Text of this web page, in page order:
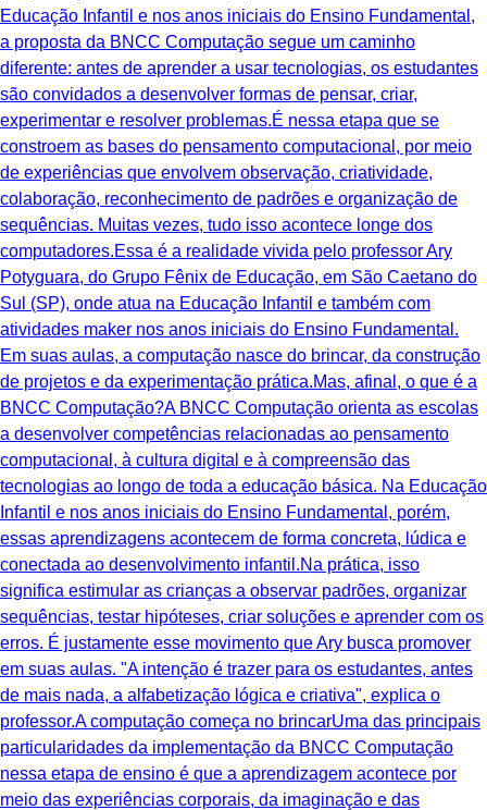
Educação Infantil e nos anos iniciais do Ensino Fundamental,
a proposta da BNCC Computação segue um caminho
diferente: antes de aprender a usar tecnologias, os estudantes
são convidados a desenvolver formas de pensar, criar,
experimentar e resolver problemas.É nessa etapa que se
constroem as bases do pensamento computacional, por meio
de experiências que envolvem observação, criatividade,
colaboração, reconhecimento de padrões e organização de
sequências. Muitas vezes, tudo isso acontece longe dos
computadores.Essa é a realidade vivida pelo professor Ary
Potyguara, do Grupo Fênix de Educação, em São Caetano do
Sul (SP), onde atua na Educação Infantil e também com
atividades maker nos anos iniciais do Ensino Fundamental.
Em suas aulas, a computação nasce do brincar, da construção
de projetos e da experimentação prática.Mas, afinal, o que é a
BNCC Computação?A BNCC Computação orienta as escolas
a desenvolver competências relacionadas ao pensamento
computacional, à cultura digital e à compreensão das
tecnologias ao longo de toda a educação básica. Na Educação
Infantil e nos anos iniciais do Ensino Fundamental, porém,
essas aprendizagens acontecem de forma concreta, lúdica e
conectada ao desenvolvimento infantil.Na prática, isso
significa estimular as crianças a observar padrões, organizar
sequências, testar hipóteses, criar soluções e aprender com os
erros. É justamente esse movimento que Ary busca promover
em suas aulas. "A intenção é trazer para os estudantes, antes
de mais nada, a alfabetização lógica e criativa", explica o
professor.A computação começa no brincarUma das principais
particularidades da implementação da BNCC Computação
nessa etapa de ensino é que a aprendizagem acontece por
meio das experiências corporais, da imaginação e das